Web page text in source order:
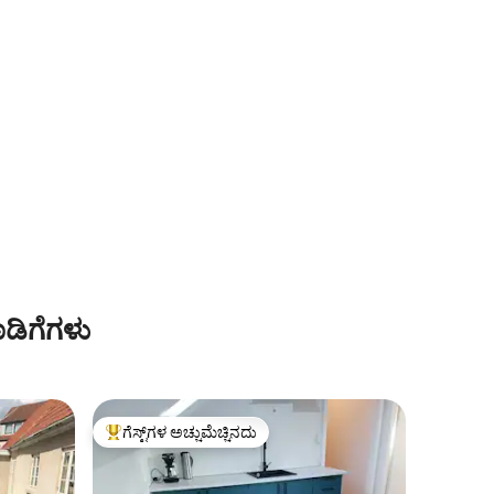
ಗೆಸ್ಟ್‌ಗಳಿಗೆ ಅತಿ ಹೆಚ್ಚು ಅಚ್ಚುಮೆಚ್ಚಿನದು
ಗೆಸ್ಟ್‌ಗಳ ಅಚ್ಚುಮೆಚ್ಚಿನದು